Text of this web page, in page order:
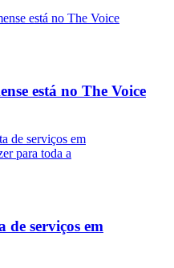
está no The Voice
de serviços em